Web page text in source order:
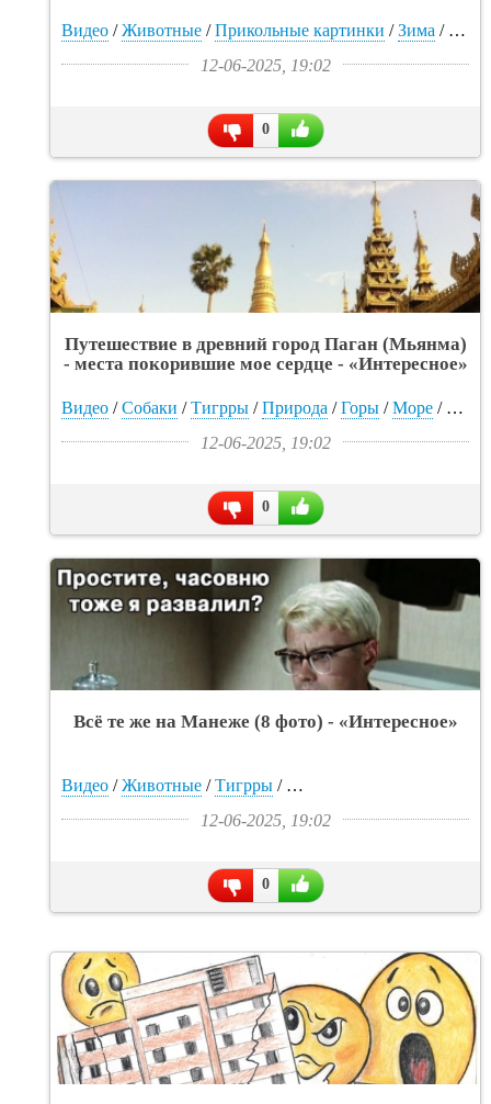
Видео /Животные /Прикольные картинки /Зима /
12-06-2025, 19:02
0
Путешествие в древний город Паган (Мьянма)
- места покорившие мое сердце - «Интересное»
Видео /Собаки /Тигрры /Природа /Горы /Море /
12-06-2025, 19:02
0
Всё те же на Манеже (8 фото) - «Интересное»
Видео /Животные /Тигрры / Прикольные картинки
12-06-2025, 19:02
0